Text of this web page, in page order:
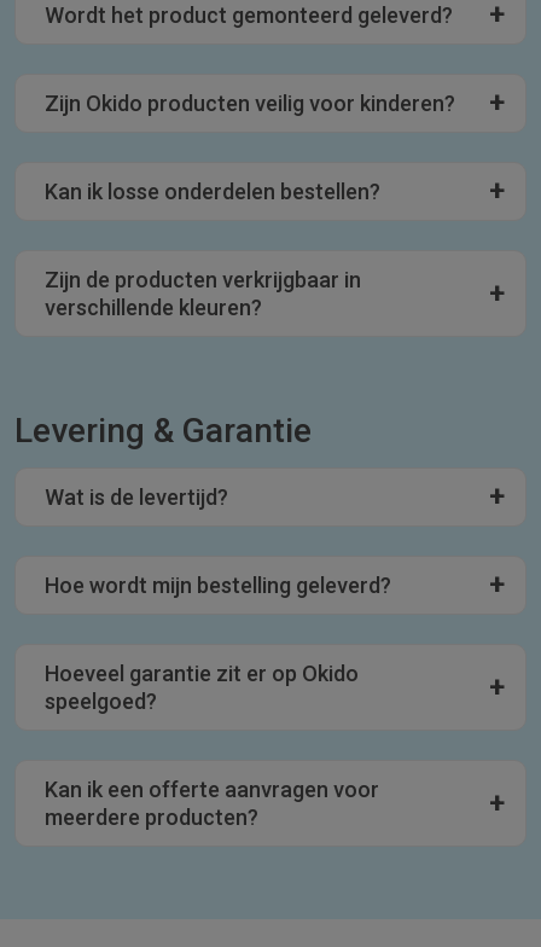
Wordt het product gemonteerd geleverd?
Zijn Okido producten veilig voor kinderen?
Kan ik losse onderdelen bestellen?
Zijn de producten verkrijgbaar in
verschillende kleuren?
Levering & Garantie
Wat is de levertijd?
Hoe wordt mijn bestelling geleverd?
Hoeveel garantie zit er op Okido
speelgoed?
Kan ik een offerte aanvragen voor
meerdere producten?